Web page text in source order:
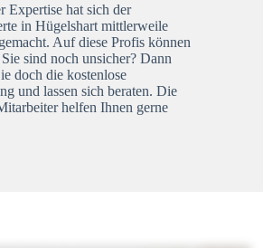
Expertise hat sich der
in Hügelshart mittlerweile
Auf diese Profis können
sind noch unsicher? Dann
doch die kostenlose
und lassen sich beraten. Die
helfen Ihnen gerne